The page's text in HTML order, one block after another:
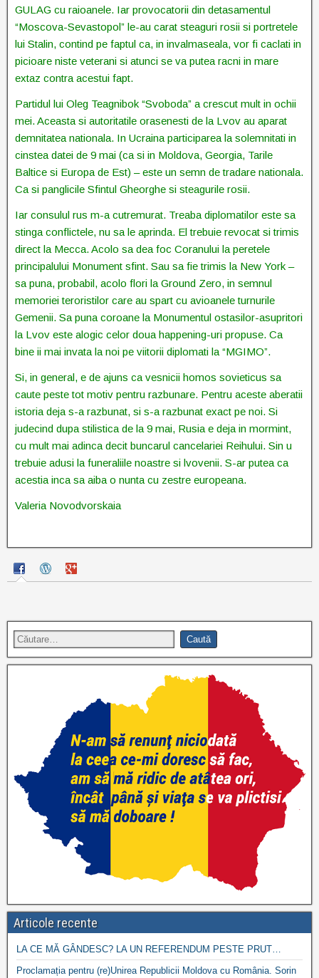
GULAG cu raioanele. Iar provocatorii din detasamentul
“Moscova-Sevastopol” le-au carat steaguri rosii si portretele
lui Stalin, contind pe faptul ca, in invalmaseala, vor fi caclati in
picioare niste veterani si atunci se va putea racni in mare
extaz contra acestui fapt.
Partidul lui Oleg Teagnibok “Svoboda” a crescut mult in ochii
mei. Aceasta si autoritatile orasenesti de la Lvov au aparat
demnitatea nationala. In Ucraina participarea la solemnitati in
cinstea datei de 9 mai (ca si in Moldova, Georgia, Tarile
Baltice si Europa de Est) – este un semn de tradare nationala.
Ca si panglicile Sfintul Gheorghe si steagurile rosii.
Iar consulul rus m-a cutremurat. Treaba diplomatilor este sa
stinga conflictele, nu sa le aprinda. El trebuie revocat si trimis
direct la Mecca. Acolo sa dea foc Coranului la peretele
principalului Monument sfint. Sau sa fie trimis la New York –
sa puna, probabil, acolo flori la Ground Zero, in semnul
memoriei teroristilor care au spart cu avioanele turnurile
Gemenii. Sa puna coroane la Monumentul ostasilor-asupritori
la Lvov este alogic celor doua happening-uri propuse. Ca
bine ii mai invata la noi pe viitorii diplomati la “MGIMO”.
Si, in general, e de ajuns ca vesnicii homos sovieticus sa
caute peste tot motiv pentru razbunare. Pentru aceste aberatii
istoria deja s-a razbunat, si s-a razbunat exact pe noi. Si
judecind dupa stilistica de la 9 mai, Rusia e deja in mormint,
cu mult mai adinca decit buncarul cancelariei Reihului. Sin u
trebuie adusi la funeraliile noastre si lvovenii. S-ar putea ca
acestia inca sa aiba o nunta cu zestre europeana.
Valeria Novodvorskaia
Articole recente
LA CE MĂ GÂNDESC? LA UN REFERENDUM PESTE PRUT…
Proclamația pentru (re)Unirea Republicii Moldova cu România. Sorin